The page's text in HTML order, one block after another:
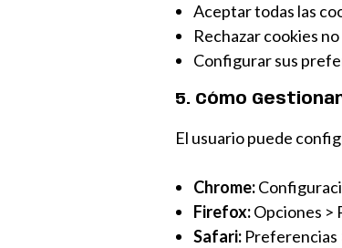
Aceptar todas las
Rechazar cookies
Configurar sus
5. Cómo
El usuario puede
Chrome:
Firefox:Opciones >
Safari: Preferencias